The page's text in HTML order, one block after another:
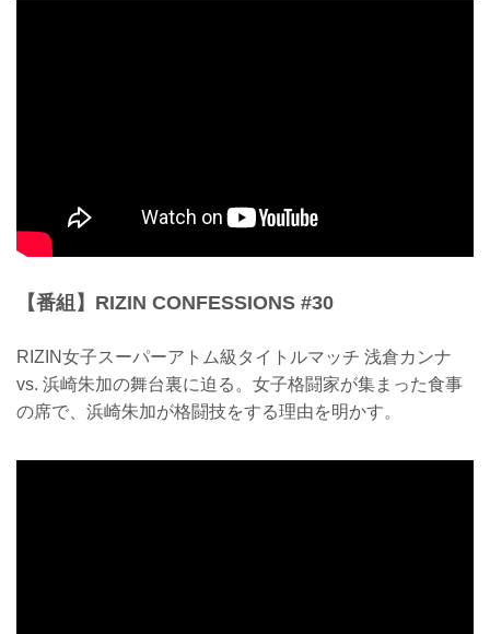
【番組】RIZIN CONFESSIONS #30
RIZIN女子スーパーアトム級タイトルマッチ 浅倉カンナ
vs. 浜崎朱加の舞台裏に迫る。女子格闘家が集まった食事
の席で、浜崎朱加が格闘技をする理由を明かす。